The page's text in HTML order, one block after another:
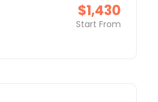
$1,430
Start From